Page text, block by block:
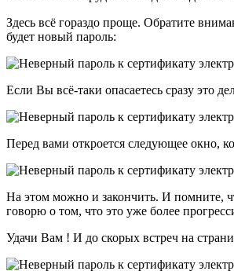
Здесь всё гораздо проще. Обратите
будет новый пароль:
Если Вы всё-таки опасаетесь сразу это
Перед вами откроется следующее окно,
На этом можно и закончить. И помните,
говорю о том, что это уже более
Удачи Вам ! И до скорых встреч на